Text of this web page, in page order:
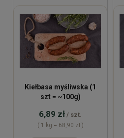
Kiełbasa myśliwska (1
szt = ~100g)
6,89 zł / szt.
( 1 kg = 68,90 zł )